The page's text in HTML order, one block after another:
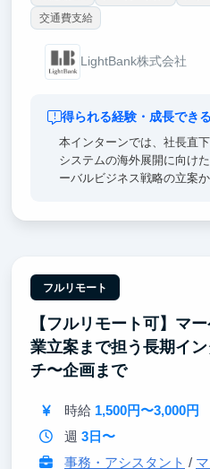
交通費支給
LightBank株式会社
得られる経験・成長でき
本インターンでは、社長直
システムの海外展開に向け
ーバルビジネス戦略の立案
とも大きな魅力です。将来
ファーム・海外事業・新規
にとって、実践力と成長機
す。
フルリモート
【フルリモート可】マ
業立案まで担う長期イ
チ〜企画まで
時給 1,500円〜3,000円
週 3日〜
事務・アシスタント /